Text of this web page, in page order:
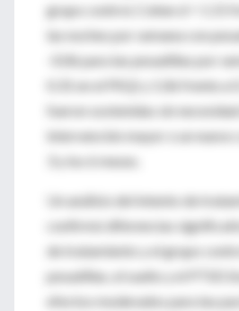
grupo control, Cohen d = 1.15
las noches por semana con
-0.06 para las pesadillas por
0.31 en el PSQI y 1.06 frente a
fueron sostenidas sin
intervención mayor o un nuevo
3 y los 6 meses.
Un análisis del intento de
confirmó diferencias
de tratamiento y el grupo
pesadillas, el sueño y el PTSD
efectos moderados para las